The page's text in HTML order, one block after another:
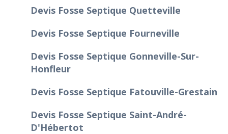
Devis Fosse Septique Quetteville
Devis Fosse Septique Fourneville
Devis Fosse Septique Gonneville-Sur-
Honfleur
Devis Fosse Septique Fatouville-Grestain
Devis Fosse Septique Saint-André-
D'Hébertot